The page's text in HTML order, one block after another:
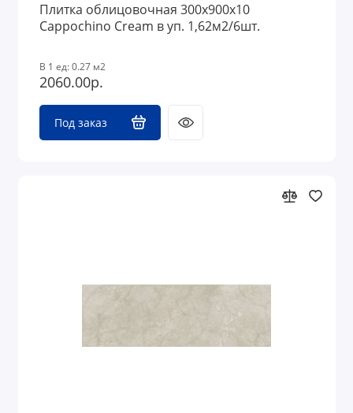
Плитка облицовочная 300x900х10
Cappochino Cream в уп. 1,62м2/6шт.
В 1 ед: 0.27 м2
2060.00р.
Под заказ